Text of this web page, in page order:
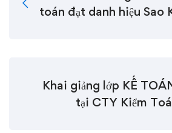
toán đạt danh hiệu Sao
Khai giảng lớp KẾ
tại CTY Kiểm